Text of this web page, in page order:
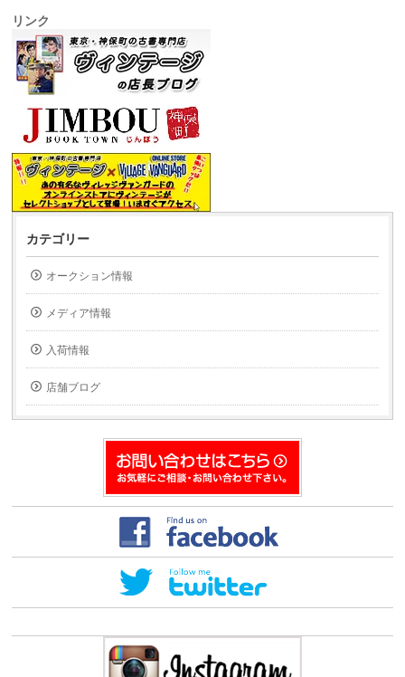
リンク
カテゴリー
オークション情報
メディア情報
入荷情報
店舗ブログ